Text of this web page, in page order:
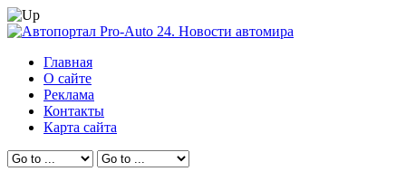
Главная
О сайте
Реклама
Контакты
Карта сайта